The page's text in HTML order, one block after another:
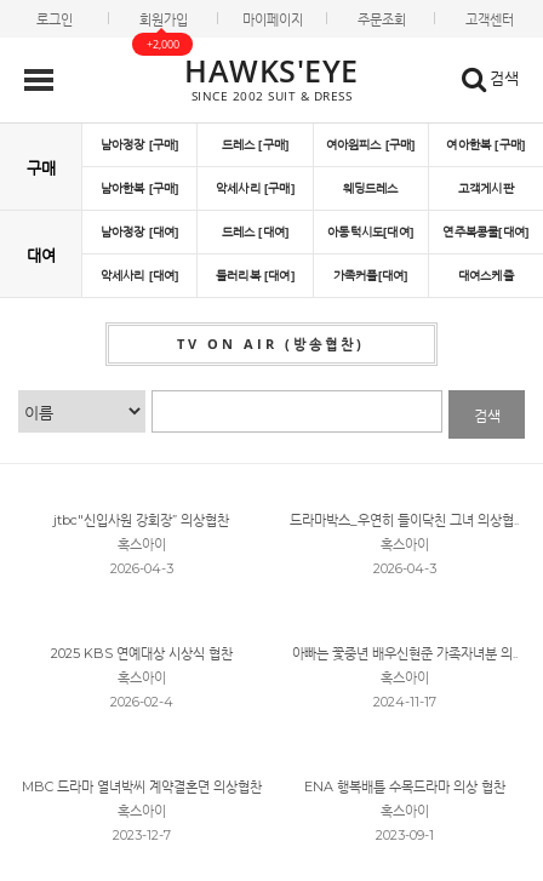
로그인 회원가입
+2,000
마이페이지 주문조회 고객센터
HAWKS'EYE
SINCE 2002 SUIT & DRESS
검색
구매
남아정장 [구매] 드레스 [구매] 여아원피스 [구매] 여아한복 [구매]
남아한복 [구매] 악세사리 [구매] 웨딩드레스 고객게시판
대여
남아정장 [대여] 드레스 [대여] 아동턱시도[대여] 연주복콩쿨[대여]
악세사리 [대여] 들러리복 [대여] 가족커플[대여] 대여스케쥴
TV ON AIR (방송협찬)
검색
jtbc"신입사원 강회장” 의상협찬
혹스아이
2026-04-3
드라마박스_우연히 들이닥친 그녀 의상협..
혹스아이
2026-04-3
2025 KBS 연예대상 시상식 협찬
혹스아이
2026-02-4
아빠는 꽃중년 배우신현준 가족자녀분 의..
혹스아이
2024-11-17
MBC 드라마 열녀박씨 계약결혼뎐 의상협찬
혹스아이
2023-12-7
ENA 행복배틀 수목드라마 의상 협찬
혹스아이
2023-09-1